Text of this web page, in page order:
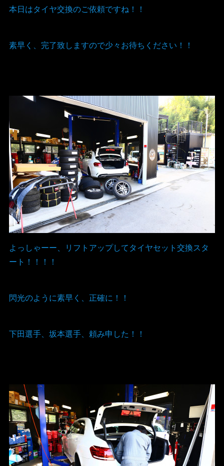
本日はタイヤ交換のご依頼ですね！！
素早く、完了致しますので少々お待ちください！！
よっしゃーー、リフトアップしてタイヤセット交換スタ
ート！！！！
閃光のように素早く、正確に！！
下田選手、坂本選手、頼み申した！！